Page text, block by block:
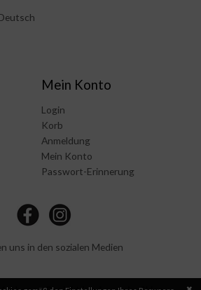
Mein Konto
Login
Korb
Anmeldung
Mein Konto
Passwort-Erinnerung
uns in den sozialen Medien